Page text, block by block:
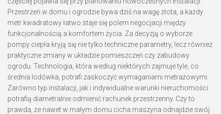
Przestrzeń w domu i ogrodzie bywa dziś na wagę złota, a każdy
metr kwadratowy łatwo staje się polem negocjacji między
funkcjonalnością a komfortem życia. Za decyzją o wyborze
pompy ciepła kryją się nie tylko techniczne parametry, lecz również
praktyczne zmiany w układzie pomieszczeń czy zabudowy
ogrodu. Technologia, która według niektórych zajmuje tyle, co
średnia lodówka, potrafi zaskoczyć wymaganiami metrażowymi.
Zarówno typ instalacji, jak i indywidualne warunki nieruchomości
potrafią diametralnie odmienić rachunek przestrzenny. Czy to
prawda, że nawet w małym domu cicha maszyna odnajdzie swój